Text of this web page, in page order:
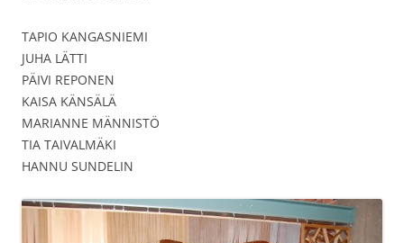
TAPIO KANGASNIEMI
JUHA LÄTTI
PÄIVI REPONEN
KAISA KÄNSÄLÄ
MARIANNE MÄNNISTÖ
TIA TAIVALMÄKI
HANNU SUNDELIN